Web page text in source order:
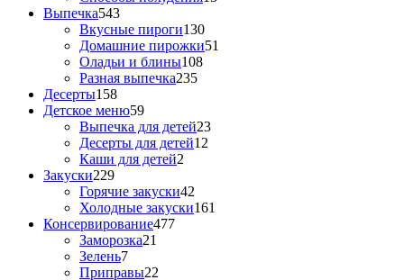
Выпечка543
Вкусные пироги130
Домашние пирожки51
Оладьи и блины108
Разная выпечка235
Десерты158
Детское меню59
Выпечка для детей23
Десерты для детей12
Каши для детей2
Закуски229
Горячие закуски42
Холодные закуски161
Консервирование477
Заморозка21
Зелень7
Приправы22